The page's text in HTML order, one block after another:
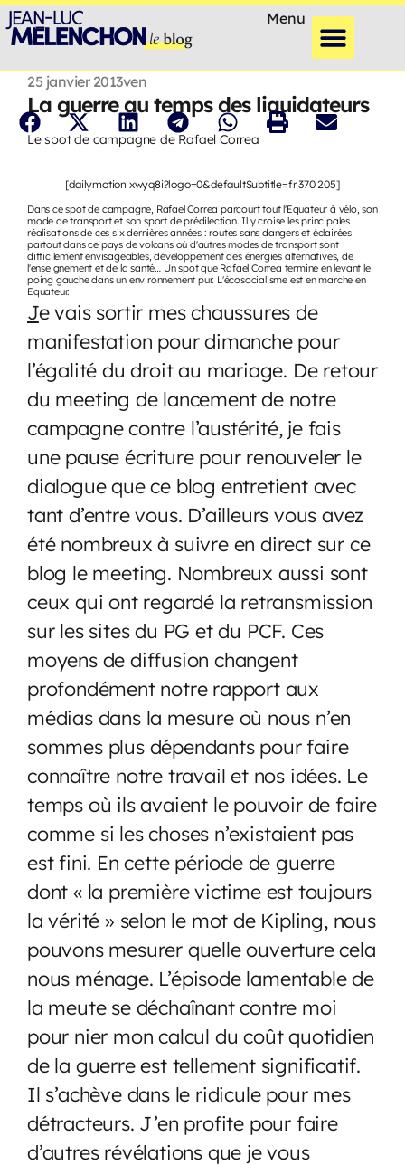
Menu
25 janvier 2013ven
La guerre au temps des liquidateurs
Le spot de campagne de Rafael Correa
[dailymotion xwyq8i?logo=0&defaultSubtitle=fr 370 205]
Dans ce spot de campagne, Rafael Correa parcourt tout l'Equateur à vélo, son
mode de transport et son sport de prédilection. Il y croise les principales
réalisations de ces six dernières années : routes sans dangers et éclairées
partout dans ce pays de volcans où d'autres modes de transport sont
difficilement envisageables, développement des énergies alternatives, de
l'enseignement et de la santé… Un spot que Rafael Correa termine en levant le
poing gauche dans un environnement pur. L'écosocialisme est en marche en
Equateur.
Je vais sortir mes chaussures de
manifestation pour dimanche pour
l’égalité du droit au mariage. De retour
du meeting de lancement de notre
campagne contre l’austérité, je fais
une pause écriture pour renouveler le
dialogue que ce blog entretient avec
tant d’entre vous. D’ailleurs vous avez
été nombreux à suivre en direct sur ce
blog le meeting. Nombreux aussi sont
ceux qui ont regardé la retransmission
sur les sites du PG et du PCF. Ces
moyens de diffusion changent
profondément notre rapport aux
médias dans la mesure où nous n’en
sommes plus dépendants pour faire
connaître notre travail et nos idées. Le
temps où ils avaient le pouvoir de faire
comme si les choses n’existaient pas
est fini. En cette période de guerre
dont « la première victime est toujours
la vérité » selon le mot de Kipling, nous
pouvons mesurer quelle ouverture cela
nous ménage. L’épisode lamentable de
la meute se déchaînant contre moi
pour nier mon calcul du coût quotidien
de la guerre est tellement significatif.
Il s’achève dans le ridicule pour mes
détracteurs. J’en profite pour faire
d’autres révélations que je vous